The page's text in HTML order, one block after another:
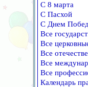
С 8 марта
С Пасхой
С Днем
Все
Все
Все
Все
Все
Календарь